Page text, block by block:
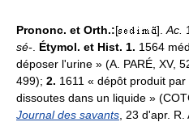
Prononc. et Orth.:[ ]. Ac.
sé- Étymol. et Hist. 1. 1564
déposer l'urine » (A. PARÉ, XV,
499); 2. 1611 « dépôt produit
dissoutes dans un liquide »
Journal des savants , 23 d'apr.